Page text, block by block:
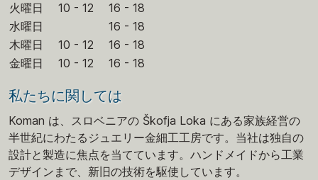
火曜日
10 - 12
16 - 18
水曜日
16 - 18
木曜日
10 - 12
16 - 18
金曜日
10 - 12 16 - 18
私たちに関しては
Koman は、スロベニアの Škofja Loka にある家族経営の
半世紀にわたるジュエリー金細工工房です。当社は独自の
設計と製造に焦点を当てています。ハンドメイドから工業
デザインまで、新旧の技術を駆使しています。